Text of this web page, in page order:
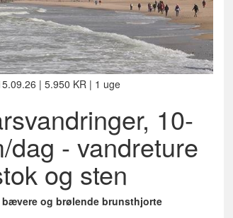
| 5.950 KR | 1 uge
10-
dag - vandreture
og sten
og brølende brunsthjorte